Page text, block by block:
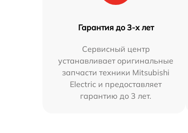
Гарантия до 3-х лет
Сервисный центр
устанавливает оригинальные
запчасти техники Mitsubishi
Electric и предоставляет
гарантию до 3 лет.